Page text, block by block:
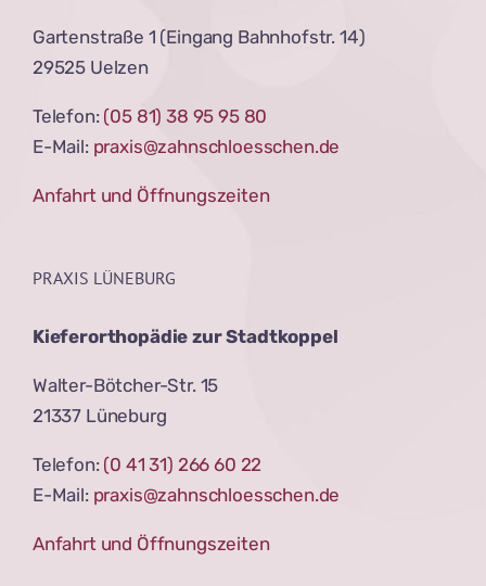
Gartenstraße 1 (Eingang Bahnhofstr. 14)
29525 Uelzen
Telefon: (05 81) 38 95 95 80
E-Mail: praxis@zahnschloesschen.de
Anfahrt und Öffnungszeiten
PRAXIS LÜNEBURG
Kieferorthopädie zur Stadtkoppel
Walter-Bötcher-Str. 15
21337 Lüneburg
Telefon: (0 41 31) 266 60 22
E-Mail: praxis@zahnschloesschen.de
Anfahrt und Öffnungszeiten